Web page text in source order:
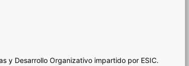
y Desarrollo Organizativo impartido por ESIC.